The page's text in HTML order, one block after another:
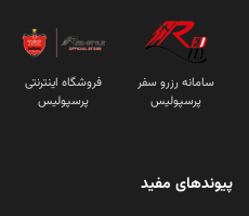
سامانه رزرو سفر
پرسپولیس
فروشگاه اینترنتی
پرسپولیس
پیوندهای مفید